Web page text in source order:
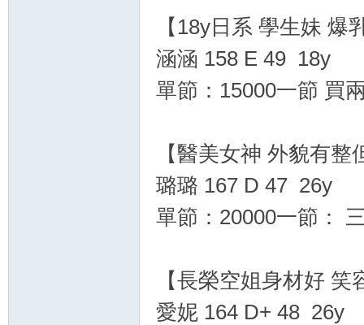
【18y日系 學生妹 爆
涵涵 158 E 49 18y
單節：15000一節 買
【醫美女神 外貌有整
璐璐 167 D 47 26y
單節：20000一節：
【長榮空姐身材好 笑
愛妮 164 D+ 48 26y